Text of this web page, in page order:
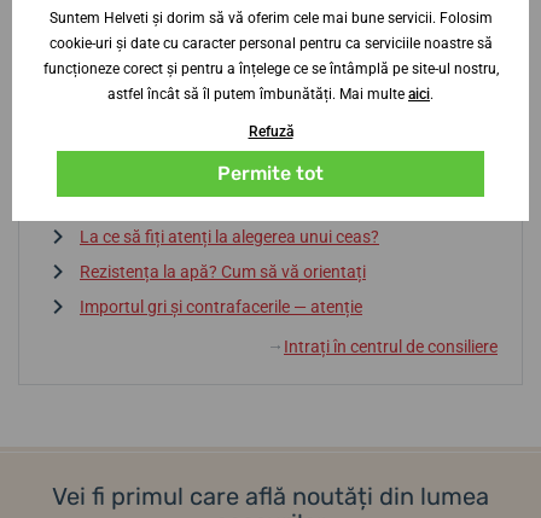
Sfaturi de la centrul de consiliere
Baterie sau automatic? Avantaje și dezavantaje
Dicționar de termeni
La ce să fiți atenți la alegerea unui ceas?
Rezistența la apă? Cum să vă orientați
Importul gri și contrafacerile — atenție
↓ Intrați în centrul de consiliere
Vei fi primul care află noutăți din lumea
Suntem Helveti și dorim să vă oferim cele mai bune servicii. Folosim
cookie-uri și date cu caracter personal pentru ca serviciile noastre să
funcționeze corect și pentru a înțelege ce se întâmplă pe site-ul nostru,
astfel încât să îl putem îmbunătăți. Mai multe aici.
Refuză
Permite tot